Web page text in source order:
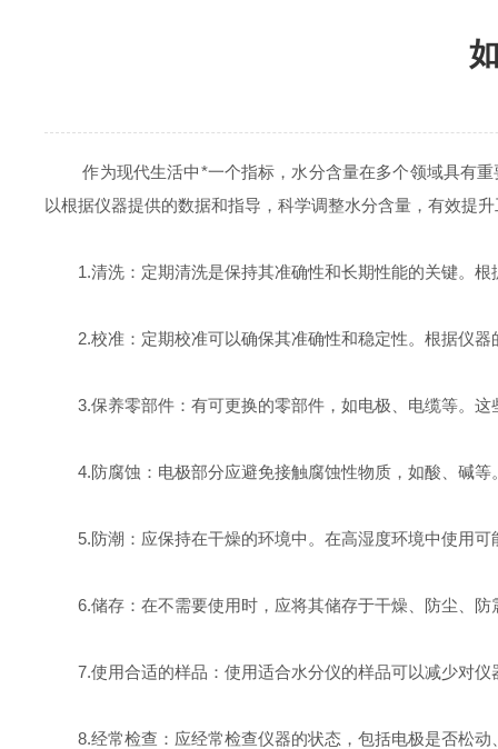
作为现代生活中*一个指标，水分含量在多个领域具有重
以根据仪器提供的数据和指导，科学调整水分含量，有效提
1.清洗：定期清洗是保持其准确性和长期性能的关键。根
2.校准：定期校准可以确保其准确性和稳定性。根据仪器
3.保养零部件：有可更换的零部件，如电极、电缆等。这
4.防腐蚀：电极部分应避免接触腐蚀性物质，如酸、碱等
5.防潮：应保持在干燥的环境中。在高湿度环境中使用可
6.储存：在不需要使用时，应将其储存于干燥、防尘、防
7.使用合适的样品：使用适合水分仪的样品可以减少对仪
8.经常检查：应经常检查仪器的状态，包括电极是否松动